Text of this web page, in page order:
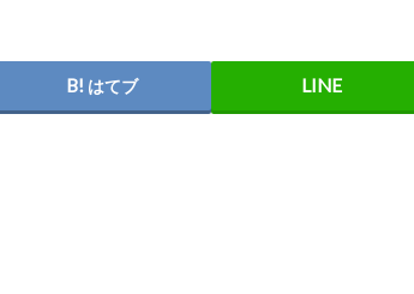
はてブ